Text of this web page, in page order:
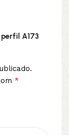
A173
*